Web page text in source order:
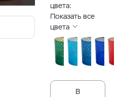
цвета:
Показать все
цвета
В